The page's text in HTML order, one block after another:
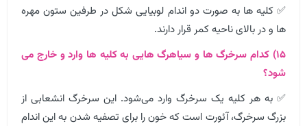
✅ کلیه ها به صورت دو اندام لوبیایی شکل در طرفین ستون مهره
ها و در بالای ناحیه کمر قرار دارند.
۱۵) کدام سرخرگ ها و سیاهرگ هایی به کلیه ها وارد و خارج می
شود؟
✅ به هر کلیه یک سرخرگ وارد می‌شود. این سرخرگ انشعابی از
بزرگ سرخرگ، آئورت است که خون را برای تصفیه شدن به این اندام